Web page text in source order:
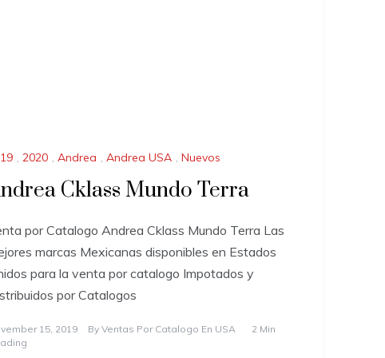
, 2020 , Andrea , Andrea USA , Nuevos
Cklass Mundo Terra
por Catalogo Andrea Cklass Mundo Terra Las
marcas Mexicanas disponibles en Estados
para la venta por catalogo Impotados y
por Catalogos
15, 2019 By Ventas Por Catalogo En USA
2 Min